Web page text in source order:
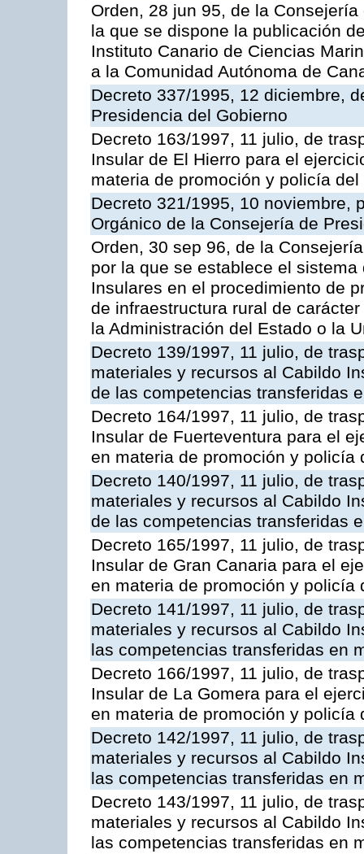
Orden, 28 jun 95, de la
la que se dispone la publicación
Instituto Canario de Ciencias
a la Comunidad Autónoma de
Decreto 337/1995, 12 diciembre,
Presidencia del Gobierno
Decreto 163/1997, 11 julio, de
Insular de El Hierro para el
materia de promoción y policía
Decreto 321/1995, 10 noviembre,
Orgánico de la Consejería de
Orden, 30 sep 96, de la
por la que se establece el
Insulares en el procedimiento de
de infraestructura rural de
la Administración del Estado o la
Decreto 139/1997, 11 julio, de
materiales y recursos al Cabildo
de las competencias transferidas
Decreto 164/1997, 11 julio, de
Insular de Fuerteventura para el
en materia de promoción y policía
Decreto 140/1997, 11 julio, de
materiales y recursos al Cabildo
de las competencias transferidas
Decreto 165/1997, 11 julio, de
Insular de Gran Canaria para el
en materia de promoción y policía
Decreto 141/1997, 11 julio, de
materiales y recursos al Cabildo
las competencias transferidas en
Decreto 166/1997, 11 julio, de
Insular de La Gomera para el
en materia de promoción y policía
Decreto 142/1997, 11 julio, de
materiales y recursos al Cabildo
las competencias transferidas en
Decreto 143/1997, 11 julio, de
materiales y recursos al Cabildo
las competencias transferidas en